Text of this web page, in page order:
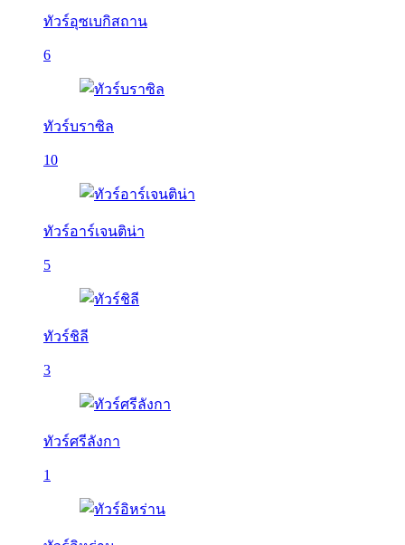
ทัวร์อุซเบกิสถาน
6
ทัวร์บราซิล
10
ทัวร์อาร์เจนติน่า
5
ทัวร์ชิลี
3
ทัวร์ศรีลังกา
1